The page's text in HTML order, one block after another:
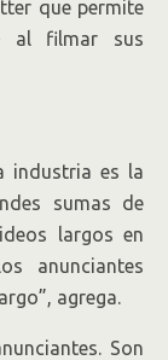
que permite
al filmar sus
industria es la
sumas de
largos en
anunciantes
agrega.
Son